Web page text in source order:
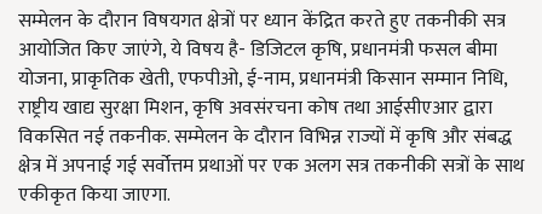
सम्मेलन के दौरान विषयगत क्षेत्रों पर ध्यान केंद्रित करते हुए तकनीकी सत्र
आयोजित किए जाएंगे, ये विषय है- डिजिटल कृषि, प्रधानमंत्री फसल बीमा
योजना, प्राकृतिक खेती, एफपीओ, ई-नाम, प्रधानमंत्री किसान सम्मान निधि,
राष्ट्रीय खाद्य सुरक्षा मिशन, कृषि अवसंरचना कोष तथा आईसीएआर द्वारा
विकसित नई तकनीक. सम्मेलन के दौरान विभिन्न राज्यों में कृषि और संबद्ध
क्षेत्र में अपनाई गई सर्वोत्तम प्रथाओं पर एक अलग सत्र तकनीकी सत्रों के साथ
एकीकृत किया जाएगा.